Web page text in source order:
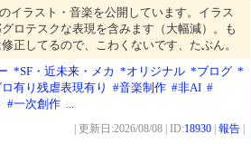
イラスト・音楽を公開しています。イラス
グロテスクな表現を含みます（大幅減）。も
正してるので、こわくないです、たぶん。
*SF・近未来・メカ *オリジナル *ブログ *
有り残虐表現有り #音楽制作 #非AI #
#一次創作 ...
| 更新日:2026/08/08 | ID:18930 報告